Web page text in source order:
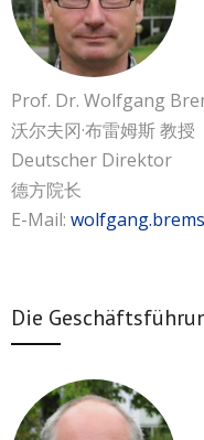
Prof. Dr. Wolfgang
沃尔夫冈·布雷姆斯 教授
Deutscher Direktor
德方院长
E-Mail:
Die